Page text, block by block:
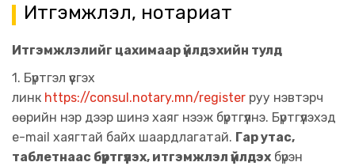
Итгэмжлэл, нотариат
Итгэмжлэлийг цахимаар үйлдэхийн тулд
1. Бүртгэл үүсгэх
линк https://consul.notary.mn/register руу нэвтэрч
өөрийн нэр дээр шинэ хаяг нээж бүртгүүлнэ. Бүртгүүлэхэд
e-mail хаягтай байх шаардлагатай. Гар утас,
таблетнаас бүртгүүлэх, итгэмжлэл үйлдэх бүрэн